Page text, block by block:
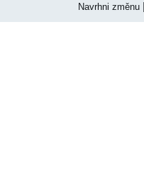
Navrhni změnu|